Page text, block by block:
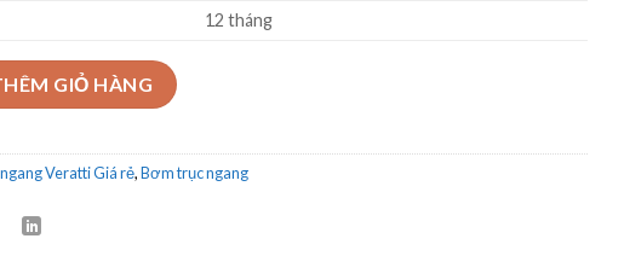
12 tháng
CS65-125/5.5 5.5Kw số lượng
GIỎ HÀNG
Veratti Giá rẻ,Bơm trục ngang